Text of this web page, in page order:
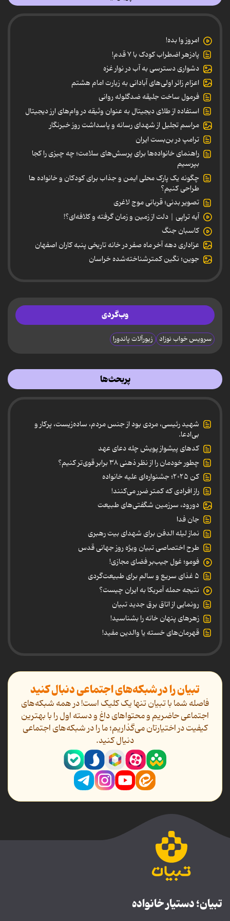
امروز وا بده!
پادزهر اضطراب کودک با ۷ قدم!
دشواری دسترسی به آب در نوار غزه
اعزام زائر اولی‌های آبادانی به زیارت امام هشتم
فرمول ساخت جلیقه ضدگلوله روانی
استفاده از طلای دیجیتال به عنوان وثیقه در وام‌های ارز دیجیتال
مراسم تجلیل از شهدای رسانه و پاسداشت روز خبرنگار
ترامپ در بن‌بست ایران
راهنمای خانواده‌ها برای پرسش‌های سلامت؛ چه چیزی را کجا
بپرسیم
چگونه یک پارک محلی ایمن و جذاب برای کودکان و خانواده ها
طراحی کنیم؟
تصویر بدنی؛ قربانی موج لاغری
آیه تراپی | دلت از زمین و زمان گرفته و کلافه‌ای؟!
کاسبان جنگ
عزاداری دهه آخر ماه صفر در خانه تاریخی پنبه کاران اصفهان
جوین؛ نگین کمترشناخته‌شده خراسان
وب‌گردی
سرویس خواب نوزاد زیورآلات پاندورا
پربحث‌ها
شهید رئیسی، مردی بود از جنس مردم، ساده‌زیست، پرکار و
بی‌ادعا.
کدهای پیشواز پویش چله دعای عهد
چطور خودمان را از نظر ذهنی ۳۸ برابر قوی‌تر کنیم؟
کن ۲۰۲۵؛ جشنواره‌ای علیه خانواده
راز افرادی که کمتر ضرر می‌کنند!
دورود، سرزمین شگفتی‌های طبیعت
جان فدا
نماز لیله الدفن برای شهدای بیت رهبری
طرح اختصاصی تبیان ویژه روز جهانی قدس
فومو؛ غول جیب‌بر فضای مجازی!
۵ غذای سریع و سالم برای طبیعت‌گردی
نتیجه حمله آمریکا به ایران چیست؟
رونمایی از اتاق برق جدید تبیان
زهرهای پنهان خانه را بشناسید!
قهرمان‌های خسته یا والدین مفید!
تبیان را در شبکه‌های اجتماعی دنبال کنید
فاصله شما با تبیان تنها یک کلیک است! در همه شبکه‌های
اجتماعی حاضریم و محتواهای داغ و دسته اول را با بهترین
کیفیت در اختیارتان می‌گذاریم؛ ما را در شبکه‌های اجتماعی
دنیال کنید.
تبیان؛ دستیار خانواده